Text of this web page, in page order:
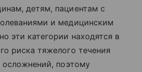
детям, пациентам с
и медицинским
эти категории находятся в
риска тяжелого течения
осложнений, поэтому